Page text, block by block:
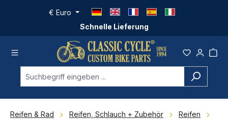
Zum Hauptinhalt springen
Schnelle Lieferung
€ Euro
Reifen & Rad Reifen, Schlauch + Zubehör
Reifen